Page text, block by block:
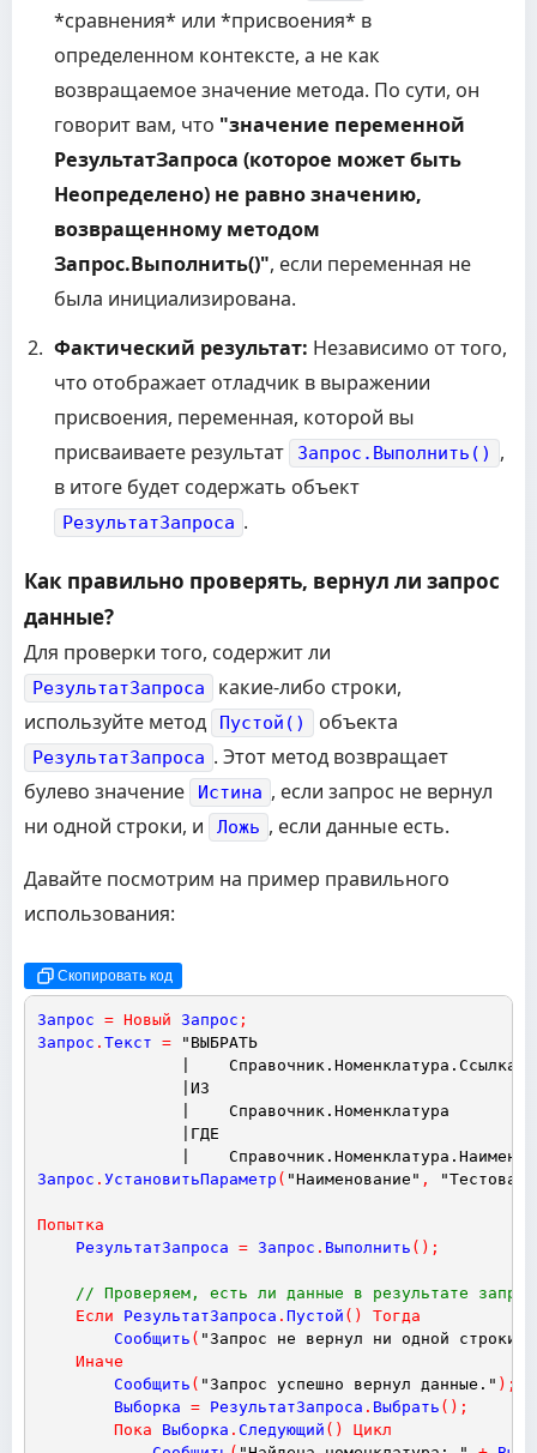
*сравнения* или *присвоения* в
определенном контексте, а не как
возвращаемое значение метода. По сути, он
говорит вам, что "значение переменной
РезультатЗапроса (которое может быть
Неопределено) не равно значению,
возвращенному методом
Запрос.Выполнить()", если переменная не
была инициализирована.
Фактический результат: Независимо от того,
что отображает отладчик в выражении
присвоения, переменная, которой вы
присваиваете результат
Запрос.Выполнить()
,
в итоге будет содержать объект
РезультатЗапроса .
Как правильно проверять, вернул ли запрос
данные?
Для проверки того, содержит ли
РезультатЗапроса
какие-либо строки,
используйте метод
Пустой() объекта
РезультатЗапроса . Этот метод возвращает
булево значение
Истина , если запрос не вернул
ни одной строки, и
Ложь , если данные есть.
Давайте посмотрим на пример правильного
использования:
Скопировать код
Запрос = Новый Запрос ;
Запрос . Текст =
"ВЫБРАТЬ
|    Справочник.Номенклатура.Ссылка
|ИЗ
|    Справочник.Номенклатура
|ГДЕ
|
Запрос . УстановитьПараметр ( "Наименование" ,
Попытка
РезультатЗапроса = Запрос . Выполнить ( ) ;
// Проверяем, есть ли данные в результате
Если
РезультатЗапроса . Пустой ( )
Тогда
Сообщить ( "Запрос не вернул ни одной строки."
Иначе
Сообщить ( "Запрос успешно вернул данные." ) ;
Выборка = РезультатЗапроса . Выбрать ( ) ;
Пока
Выборка . Следующий ( )
Цикл